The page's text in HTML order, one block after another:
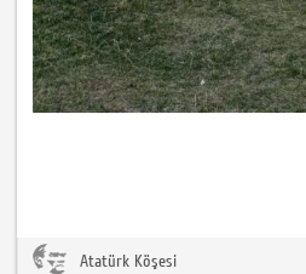
Atatürk Köşesi